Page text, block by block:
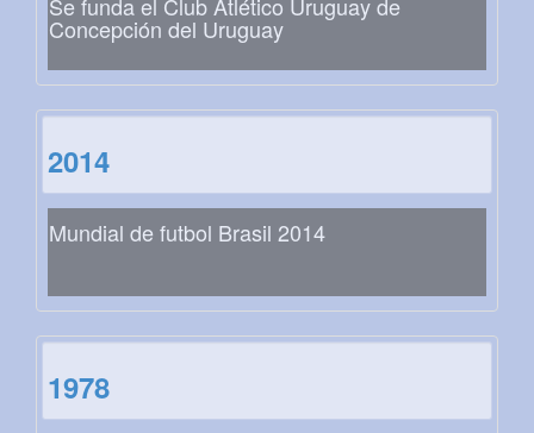
Se funda el Club Atlético Uruguay de
Concepción del Uruguay
2014
Mundial de futbol Brasil 2014
1978